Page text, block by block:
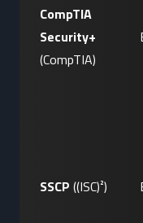
CompTIA
Security+
(CompTIA)
SSCP ((ISC)²)